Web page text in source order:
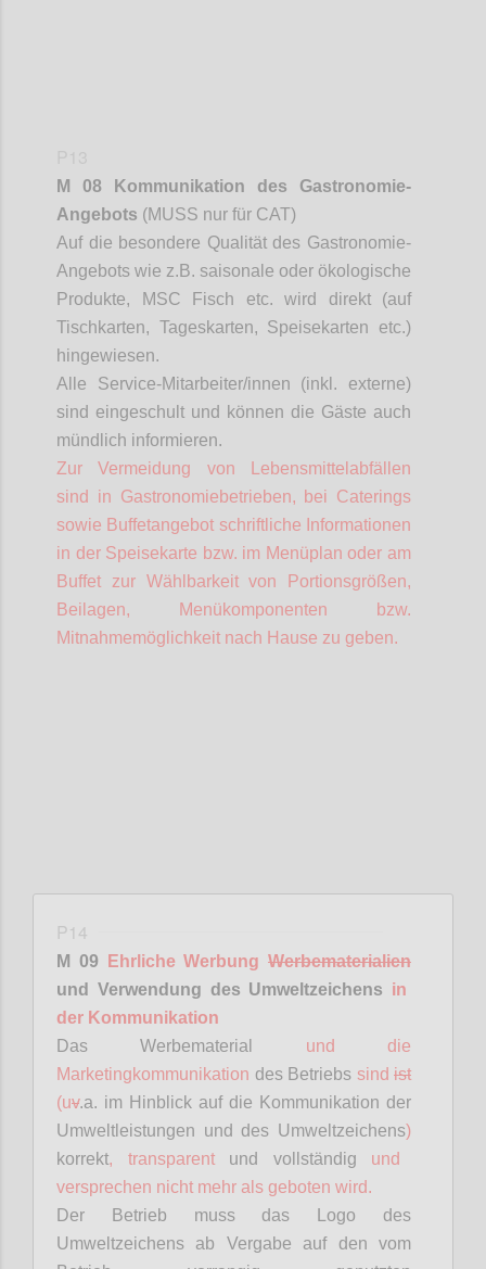
M 08 Kommunikation des Gastronomie-
Angebots (MUSS nur für CAT)
Auf die besondere Qualität des Gastronomie-
Angebots wie z.B. saisonale oder ökologische
Produkte, MSC Fisch etc. wird direkt (auf
Tischkarten, Tageskarten, Speisekarten etc.)
hingewiesen.
Alle Service-Mitarbeiter/innen (inkl. externe)
sind eingeschult und können die Gäste auch
mündlich informieren.
Zur Vermeidung von Lebensmittelabfällen
sind in Gastronomiebetrieben, bei Caterings
sowie Buffetangebot schriftliche Informationen
in der Speisekarte bzw. im Menüplan oder am
Buffet zur Wählbarkeit von Portionsgrößen,
Beilagen, Menükomponenten bzw.
Mitnahmemöglichkeit nach Hause zu geben.
P14
M 09 Ehrliche Werbung Werbematerialien
und Verwendung des Umweltzeichens in
der Kommunikation
Das Werbematerial und die
Marketingkommunikation des Betriebs sind ist
(uv.a. im Hinblick auf die Kommunikation der
Umweltleistungen und des Umweltzeichens)
korrekt, transparentund vollständig und
versprechen nicht mehr als geboten wird.
Der Betrieb muss das Logo des
Umweltzeichens ab Vergabe auf den vom